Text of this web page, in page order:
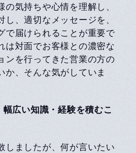
の気持ちや⼼情を理解し、
し、適切なメッセージを、
で届けられることが重要で
は対⾯でお客様との濃密な
ンを⾏ってきた営業の⽅の
か、そんな気がしていま
広い知識・経験を積むこ
しましたが、何が⾔いたい